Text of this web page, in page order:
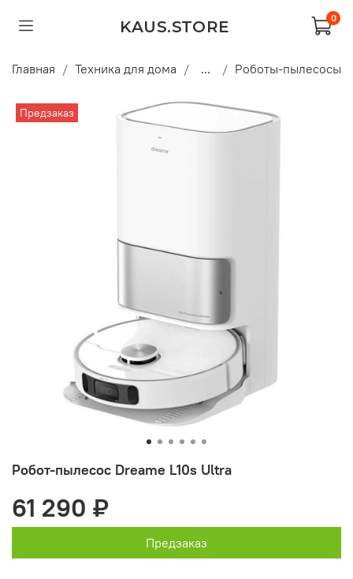
KAUS.STORE 0
Главная Техника для дома ... Роботы-пылесосы
Предзаказ
Робот-пылесос Dreame L10s Ultra
61 290 ₽
Предзаказ